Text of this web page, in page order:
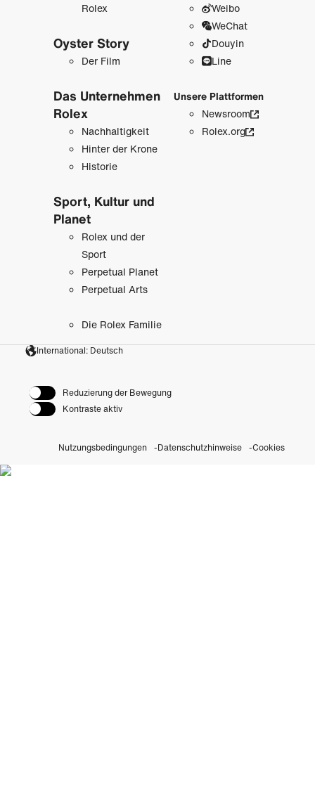
Rolex
Oyster Story
Der Film
Das Unternehmen
Rolex
Nachhaltigkeit
Hinter der Krone
Historie
Sport, Kultur und
Planet
Rolex und der
Sport
Perpetual Planet
Perpetual Arts
Die Rolex Familie
Weibo
WeChat
Douyin
Line
Unsere Plattformen
Newsroom
Rolex.org
International: Deutsch
Reduzierung der Bewegung
Kontraste aktiv
Nutzungsbedingungen Datenschutzhinweise Cookies